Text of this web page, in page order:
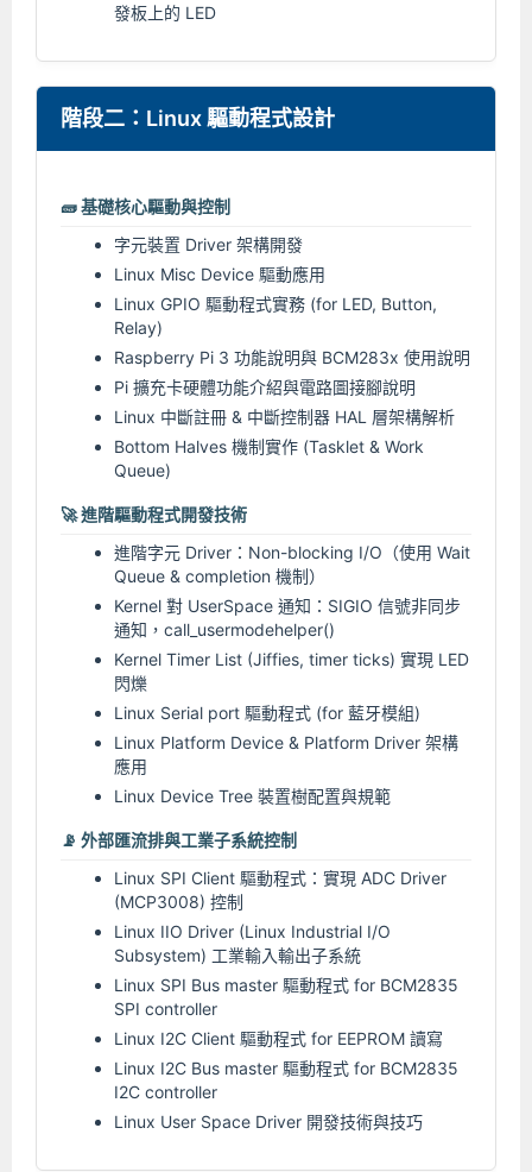
發板上的 LED
階段二：Linux 驅動程式設計
🧱 基礎核心驅動與控制
字元裝置 Driver 架構開發
Linux Misc Device 驅動應用
Linux GPIO 驅動程式實務 (for LED, Button,
Relay)
Raspberry Pi 3 功能說明與 BCM283x 使用說明
Pi 擴充卡硬體功能介紹與電路圖接腳說明
Linux 中斷註冊 & 中斷控制器 HAL 層架構解析
Bottom Halves 機制實作 (Tasklet & Work
Queue)
🚀 進階驅動程式開發技術
進階字元 Driver：Non-blocking I/O（使用 Wait
Queue & completion 機制）
Kernel 對 UserSpace 通知：SIGIO 信號非同步
通知，call_usermodehelper()
Kernel Timer List (Jiffies, timer ticks) 實現 LED
閃爍
Linux Serial port 驅動程式 (for 藍牙模組)
Linux Platform Device & Platform Driver 架構
應用
Linux Device Tree 裝置樹配置與規範
📡 外部匯流排與工業子系統控制
Linux SPI Client 驅動程式：實現 ADC Driver
(MCP3008) 控制
Linux IIO Driver (Linux Industrial I/O
Subsystem) 工業輸入輸出子系統
Linux SPI Bus master 驅動程式 for BCM2835
SPI controller
Linux I2C Client 驅動程式 for EEPROM 讀寫
Linux I2C Bus master 驅動程式 for BCM2835
I2C controller
Linux User Space Driver 開發技術與技巧